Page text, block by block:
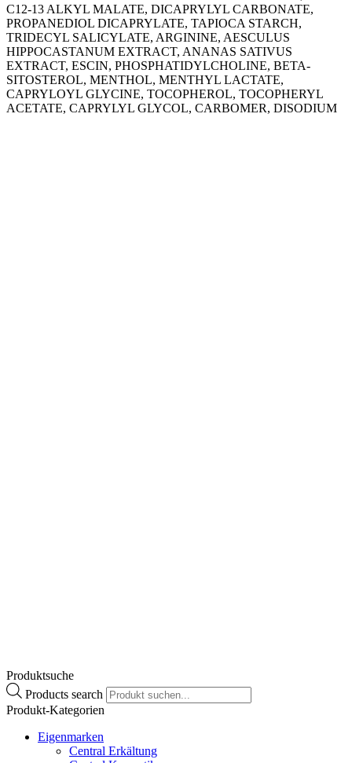
C12-13 ALKYL MALATE, DICAPRYLYL CARBONATE,
PROPANEDIOL DICAPRYLATE, TAPIOCA STARCH,
TRIDECYL SALICYLATE, ARGININE, AESCULUS
HIPPOCASTANUM EXTRACT, ANANAS SATIVUS
EXTRACT, ESCIN, PHOSPHATIDYLCHOLINE, BETA-
SITOSTEROL, MENTHOL, MENTHYL LACTATE,
CAPRYLOYL GLYCINE, TOCOPHEROL, TOCOPHERYL
ACETATE, CAPRYLYL GLYCOL, CARBOMER, DISODIUM
Produktsuche
Products search
Produkt-Kategorien
Eigenmarken
Central Erkältung